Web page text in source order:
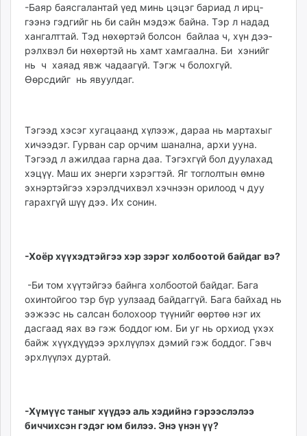
-Баяр баясгалантай үед минь цэцэг бариад л ирц­
гээнэ гэдгийг нь би сайн мэдэж байна. Тэр л надад
хангалттай. Тэд нөхөртэй болсон байлаа ч, хүн дээ­
рэлх­­вэл би нөхөртэй нь хамт хамгаална. Би хэнийг
нь ч хаяад явж чадаагүй. Тэгж ч болохгүй.
Өөрсдийг нь явуулдаг.
Тэ­гээд хэсэг хугацаанд хүлээж, дараа нь мартахыг
хичээдэг. Гурван сар орчим шанална, архи ууна.
Тэгээд л ажилдаа гарна даа. Тэгэхгүй бол дуулахад
хэцүү. Маш их энерги хэрэг­тэй. Яг тоглолтын өмнө
эхнэрт­эйгээ хэрэлдчихвэл хэч­нээн орилоод ч дуу
гарах­гүй шүү дээ. Их сонин.
-Хоёр хүүхэдтэйгээ хэр зэрэг холбоотой байдаг вэ?
-Би том хүүтэйгээ байн­га холбоотой байдаг. Бага
охинтойгоо тэр бүр уул­­заад байдаггүй. Бага бай­хад нь
ээжээс нь салсан бо­лохоор түүнийг өөртөө нэг их
дас­гаад яах вэ гэж боддог юм. Би уг нь орхиод үхэх
байж хүүхдүүдээ эрхлүүлэх дэ­мий гэж боддог. Гэвч
эрх­лүүлэх дуртай.
-Хүмүүс таныг хүүдээ аль хэдийнэ гэрээслэлээ
биччихсэн гэдэг юм билээ. Энэ үнэн үү?